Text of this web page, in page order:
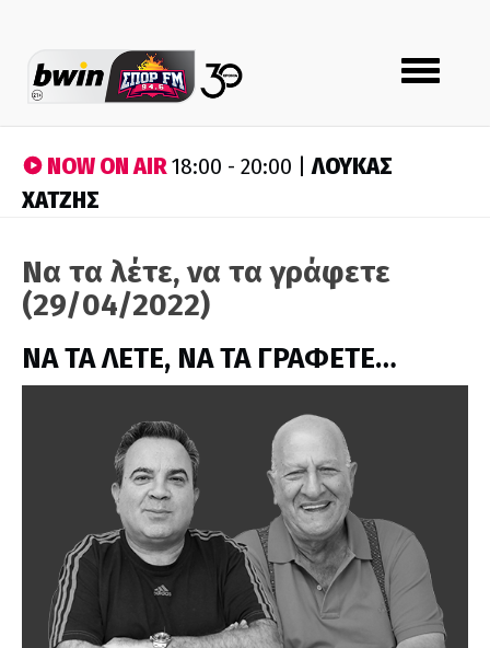
Toggle
navigation
NOW ON AIR18:00 - 20:00 |ΛΟΥΚΑΣ
ΧΑΤΖΗΣ
Να τα λέτε, να τα γράφετε
(29/04/2022)
ΝΑ ΤΑ ΛΕΤΕ, ΝΑ ΤΑ ΓΡΑΦΕΤΕ…